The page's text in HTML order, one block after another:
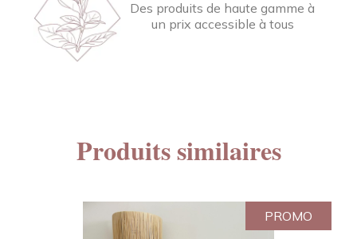
Des produits de haute gamme à
un prix accessible à tous
Produits similaires
PROMO